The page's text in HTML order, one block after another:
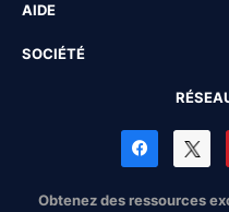
AIDE
SOCIÉTÉ
Obtenez des ressources